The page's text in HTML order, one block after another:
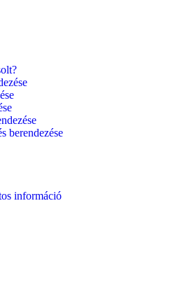
berendezése
információ